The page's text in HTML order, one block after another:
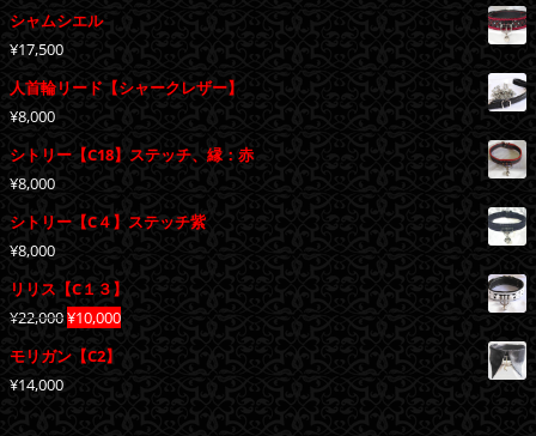
シャムシエル
¥17,500
人首輪リード【シャークレザー】
¥8,000
シトリー【C18】ステッチ、縁：赤
¥8,000
シトリー【C４】ステッチ紫
¥8,000
リリス【C１３】
¥22,000元
¥10,000現
モリガン【C2】
¥14,000